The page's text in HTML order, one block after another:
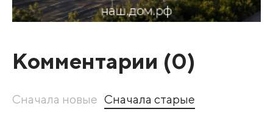
Комментарии (0)
Сначала новые Сначала старые